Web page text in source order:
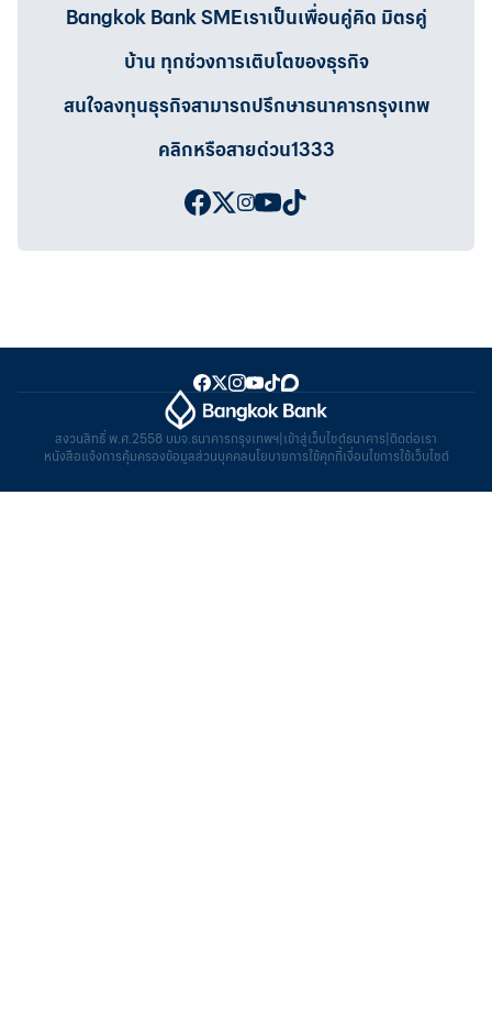
Bangkok Bank SMEเราเป็นเพื่อนคู่คิด มิตรคู่
บ้าน ทุกช่วงการเติบโตของธุรกิจ
สนใจลงทุนธุรกิจสามารถปรึกษาธนาคารกรุงเทพ
คลิกหรือสายด่วน1333
สงวนสิทธิ์ พ.ศ.2558 บมจ.ธนาคารกรุงเทพฯ เข้าสู่เว็บไซต์ธนาคาร ติดต่อเรา
หนังสือแจ้งการคุ้มครองข้อมูลส่วนบุคคลนโยบายการใช้คุกกี้เงื่อนไขการใช้เว็บไซต์